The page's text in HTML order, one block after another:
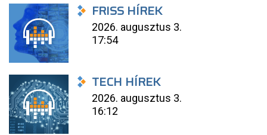
FRISS HÍREK
2026. augusztus 3.
17:54
TECH HÍREK
2026. augusztus 3.
16:12